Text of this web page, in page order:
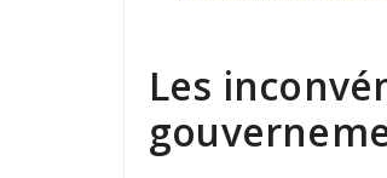
Les